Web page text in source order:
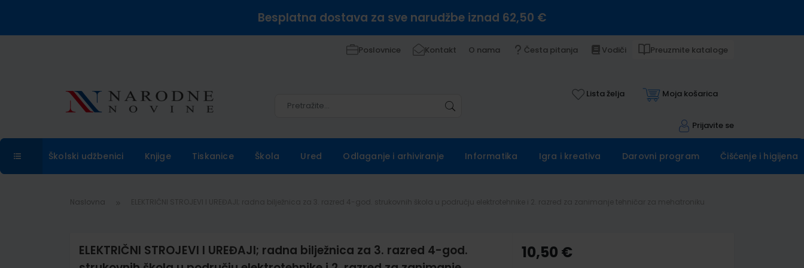
Besplatna dostava za sve narudžbe iznad 62,50 €
Poslovnice Kontakt O nama Česta pitanja Vodiči Preuzmite kataloge
Lista želja Moja košarica
Prijavite se
Školski udžbenici Knjige Tiskanice Škola Ured Odlaganje i arhiviranje Informatika Igra i kreativa Darovni program Čišćenje i higijena
Naslovna
ELEKTRIČNI STROJEVI I UREĐAJI; radna bilježnica za 3. razred 4-god.
10,50 €